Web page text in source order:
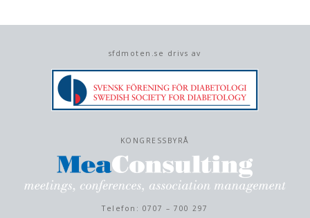
sfdmoten.se drivs av
KONGRESSBYRÅ
Telefon: 0707 – 700 297